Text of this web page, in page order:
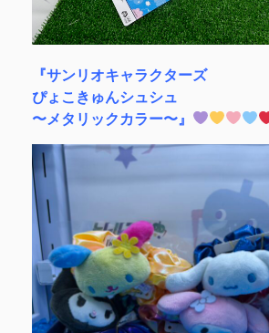
『サンリオキャラクターズ
ぴょこきゅんシュシュ
〜メタリックカラー〜』